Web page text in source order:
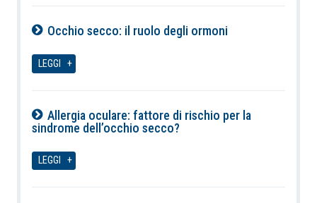
Occhio secco: il ruolo degli ormoni
LEGGI
Allergia oculare: fattore di rischio per la
sindrome dell’occhio secco?
LEGGI